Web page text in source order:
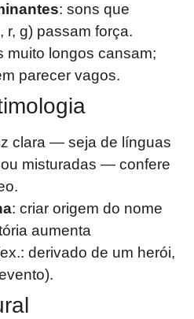
: sons que
r, g) passam força.
muito longos cansam;
parecer vagos.
clara — seja de línguas
misturadas — confere
: criar origem do nome
aumenta
derivado de um herói,